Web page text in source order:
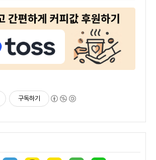
구독하기